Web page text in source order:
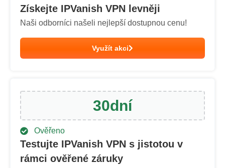
Získejte IPVanish VPN levněji
Naši odborníci našeli nejlepší dostupnou cenu!
Využít akci
30dní
Ověřeno
Testujte IPVanish VPN s jistotou v
rámci ověřené záruky